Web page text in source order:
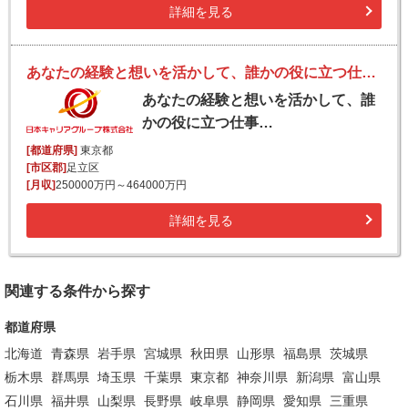
詳細を見る
あなたの経験と想いを活かして、誰かの役に立つ仕事を。私たちと一緒に、新しい価値をつくりませんか。
あなたの経験と想いを活かして、誰
かの役に立つ仕事…
[都道府県] 東京都
[市区郡] 足立区
[月収]250000万円～464000万円
詳細を見る
関連する条件から探す
都道府県
北海道
青森県 岩手県 宮城県 秋田県 山形県 福島県 茨城県
栃木県 群馬県 埼玉県 千葉県 東京都 神奈川県 新潟県 富山県
石川県 福井県 山梨県 長野県 岐阜県 静岡県 愛知県 三重県